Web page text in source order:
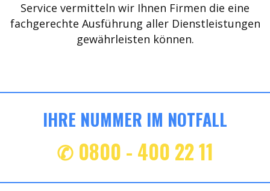
Service vermitteln wir Ihnen Firmen die eine
fachgerechte Ausführung aller Dienstleistungen
gewährleisten können.
IHRE NUMMER IM NOTFALL
✆ 0800 - 400 22 11